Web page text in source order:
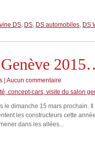
DS, DS, DS automobiles, DS
Aucun commentaire
le dimanche 15 mars prochain.
les constructeurs cette
dans les allées...